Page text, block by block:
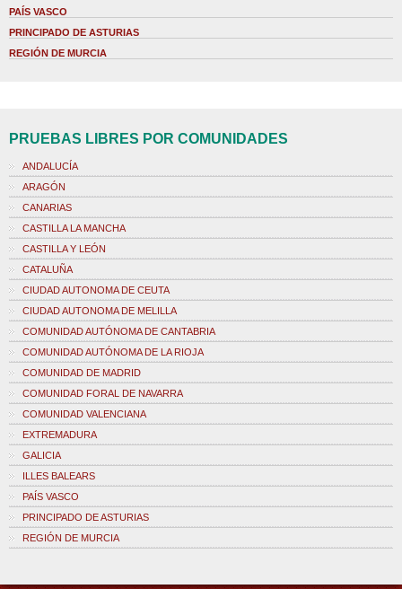
PAÍS VASCO
PRINCIPADO DE ASTURIAS
REGIÓN DE MURCIA
PRUEBAS LIBRES POR COMUNIDADES
ANDALUCÍA
ARAGÓN
CANARIAS
CASTILLA LA MANCHA
CASTILLA Y LEÓN
CATALUÑA
CIUDAD AUTONOMA DE CEUTA
CIUDAD AUTONOMA DE MELILLA
COMUNIDAD AUTÓNOMA DE CANTABRIA
COMUNIDAD AUTÓNOMA DE LA RIOJA
COMUNIDAD DE MADRID
COMUNIDAD FORAL DE NAVARRA
COMUNIDAD VALENCIANA
EXTREMADURA
GALICIA
ILLES BALEARS
PAÍS VASCO
PRINCIPADO DE ASTURIAS
REGIÓN DE MURCIA